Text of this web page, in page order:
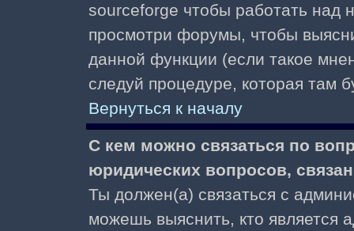
sourceforge чтобы работать над
просмотри форумы, чтобы
данной функции (если такое
следуй процедуре, которая там
Вернуться к началу
С кем можно связаться по
юридических вопросов,
Ты должен(а) связаться с
можешь выяснить, кто является